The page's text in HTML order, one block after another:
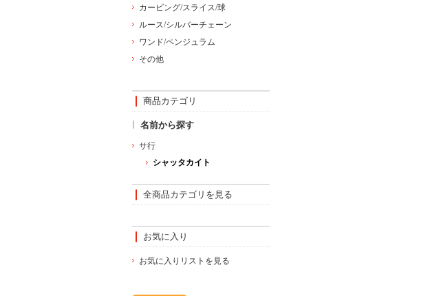
カービング/スライス/球
ルース/シルバーチェーン
ワンド/ペンジュラム
その他
商品カテゴリ
名前から探す
サ行
シャッタカイト
全商品カテゴリを見る
お気に入り
お気に入りリストを見る